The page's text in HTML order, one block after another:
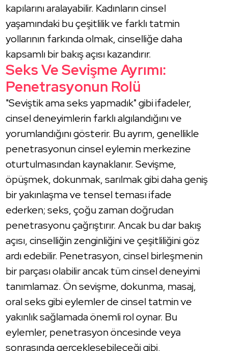
kapılarını aralayabilir. Kadınların cinsel
yaşamındaki bu çeşitlilik ve farklı tatmin
yollarının farkında olmak, cinselliğe daha
kapsamlı bir bakış açısı kazandırır.
Seks Ve Sevişme Ayrımı:
Penetrasyonun Rolü
"Seviştik ama seks yapmadık" gibi ifadeler,
cinsel deneyimlerin farklı algılandığını ve
yorumlandığını gösterir. Bu ayrım, genellikle
penetrasyonun cinsel eylemin merkezine
oturtulmasından kaynaklanır. Sevişme,
öpüşmek, dokunmak, sarılmak gibi daha geniş
bir yakınlaşma ve tensel teması ifade
ederken; seks, çoğu zaman doğrudan
penetrasyonu çağrıştırır. Ancak bu dar bakış
açısı, cinselliğin zenginliğini ve çeşitliliğini göz
ardı edebilir. Penetrasyon, cinsel birleşmenin
bir parçası olabilir ancak tüm cinsel deneyimi
tanımlamaz. Ön sevişme, dokunma, masaj,
oral seks gibi eylemler de cinsel tatmin ve
yakınlık sağlamada önemli rol oynar. Bu
eylemler, penetrasyon öncesinde veya
sonrasında gerçekleşebileceği gibi,